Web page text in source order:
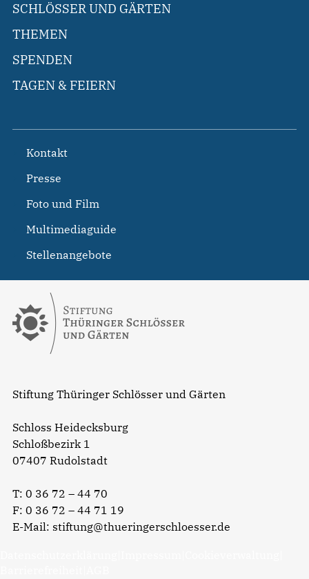
Stiftung Thüringer Schlösser und Gärten
Schloss Heidecksburg
Schloßbezirk 1
07407 Rudolstadt
T: 0 36 72 – 44 70
F: 0 36 72 – 44 71 19
E-Mail: stiftung@thueringerschloesser.de
SCHLÖSSER UND GÄRTEN
THEMEN
SPENDEN
TAGEN & FEIERN
Kontakt
Presse
Foto und Film
Multimediaguide
Stellenangebote